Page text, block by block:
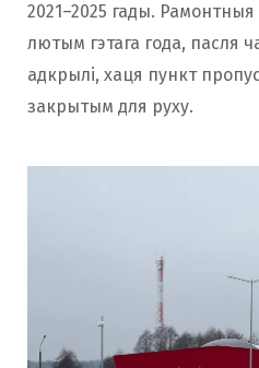
2021–2025 гады.
лютым гэтага года, пасля
адкрылі, хаця пункт
закрытым для руху.